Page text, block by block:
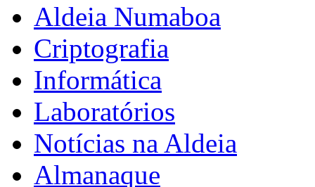
Aldeia Numaboa
Criptografia
Informática
Laboratórios
Notícias na Aldeia
Almanaque